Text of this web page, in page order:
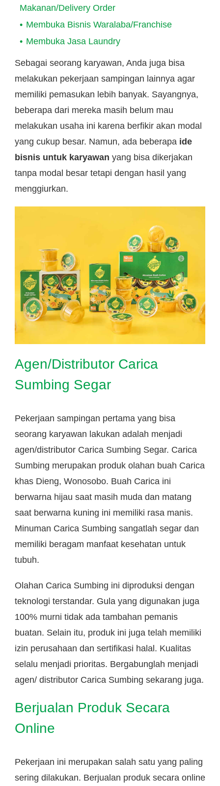
Makanan/Delivery Order
Membuka Bisnis Waralaba/Franchise
Membuka Jasa Laundry
Sebagai seorang karyawan, Anda juga bisa
melakukan pekerjaan sampingan lainnya agar
memiliki pemasukan lebih banyak. Sayangnya,
beberapa dari mereka masih belum mau
melakukan usaha ini karena berfikir akan modal
yang cukup besar. Namun, ada beberapa ide
bisnis untuk karyawan yang bisa dikerjakan
tanpa modal besar tetapi dengan hasil yang
menggiurkan.
Agen/Distributor Carica
Sumbing Segar
Pekerjaan sampingan pertama yang bisa
seorang karyawan lakukan adalah menjadi
agen/distributor Carica Sumbing Segar. Carica
Sumbing merupakan produk olahan buah Carica
khas Dieng, Wonosobo. Buah Carica ini
berwarna hijau saat masih muda dan matang
saat berwarna kuning ini memiliki rasa manis.
Minuman Carica Sumbing sangatlah segar dan
memiliki beragam manfaat kesehatan untuk
tubuh.
Olahan Carica Sumbing ini diproduksi dengan
teknologi terstandar. Gula yang digunakan juga
100% murni tidak ada tambahan pemanis
buatan. Selain itu, produk ini juga telah memiliki
izin perusahaan dan sertifikasi halal. Kualitas
selalu menjadi prioritas. Bergabunglah menjadi
agen/ distributor Carica Sumbing sekarang juga.
Berjualan Produk Secara
Online
Pekerjaan ini merupakan salah satu yang paling
sering dilakukan. Berjualan produk secara online